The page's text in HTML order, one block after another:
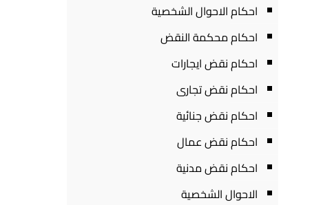
احكام الاحوال الشخصية
احكام محكمة النقض
احكام نقض ايجارات
احكام نقض تجارى
احكام نقض جنائية
احكام نقض عمال
احكام نقض مدنية
الاحوال الشخصية